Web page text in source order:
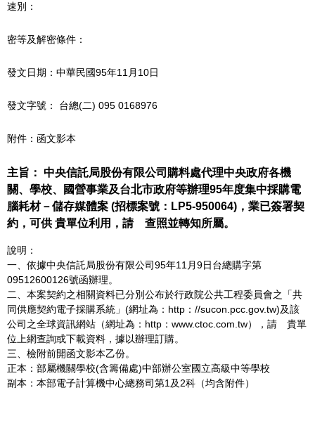
速別：
密等及解密條件：
發文日期：中華民國95年11月10日
發文字號： 台總(二) 095 0168976
附件：函文影本
主旨： 中央信託局股份有限公司購料處代理中央政府各機
關、學校、國營事業及台北市政府等辦理95年度集中採購電
腦耗材－儲存媒體案 (招標案號：LP5-950064)，業已簽署契
約，可供 貴單位利用，請 查照並轉知所屬。
說明：
一、依據中央信託局股份有限公司95年11月9日台總購字第
09512600126號函辦理。
二、本案契約之相關資料已分別公布於行政院公共工程委員會之「共
同供應契約電子採購系統」(網址為：http：//sucon.pcc.gov.tw)及該
公司之全球資訊網站（網址為：http：www.ctoc.com.tw），請 貴單
位上網查詢或下載資料，據以辦理訂購。
三、檢附前開函文影本乙份。
正本：部屬機關學校(含籌備處)中部辦公室國立高級中等學校
副本：本部電子計算機中心總務司第1及2科（均含附件）